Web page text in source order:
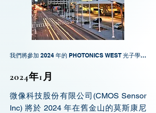
我們將參加 2024 年的 PHOTONICS WEST 光子學展！
2024年1月
微像科技股份有限公司(CMOS Sensor
Inc) 將於 2024 年在舊金山的莫斯康尼